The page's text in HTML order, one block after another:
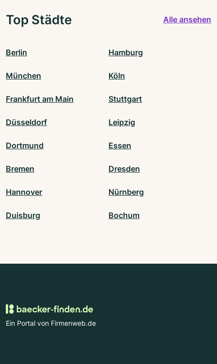
Top Städte Alle ansehen
Berlin Hamburg
München Köln
Frankfurt am Main Stuttgart
Düsseldorf Leipzig
Dortmund Essen
Bremen Dresden
Hannover Nürnberg
Duisburg Bochum
Ein Portal von Firmenweb.de